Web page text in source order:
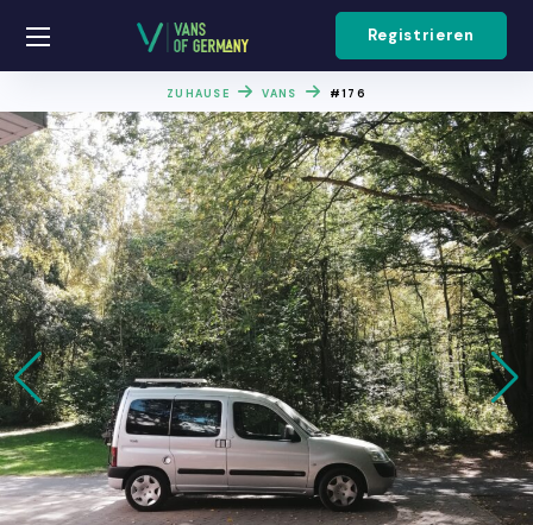
Registrieren
ZUHAUSE VANS #176